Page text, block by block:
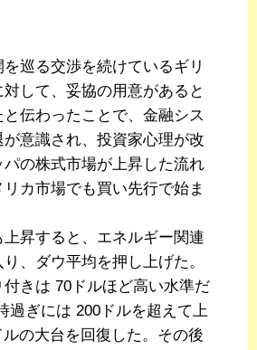
巡る交渉を続けているギリ
して、妥協の用意があると
伝わったことで、金融シス
意識され、投資家心理が改
の株式市場が上昇した流れ
カ市場でも買い先行で始ま
上昇すると、エネルギー関連
、ダウ平均を押し上げた。
付きは 70ドルほど高い水準だ
過ぎには 200ドルを超えて上
の大台を回復した。その後